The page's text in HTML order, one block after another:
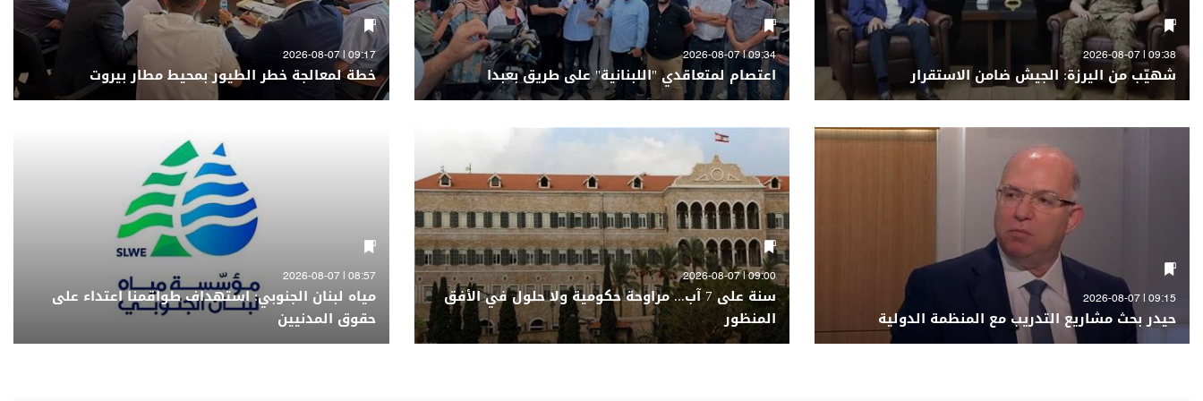
09:38 | 2026-08-07
شهيّب من اليرزة: الجيش ضامن الاستقرار
09:34 | 2026-08-07
اعتصام لمتعاقدي "اللبنانية" على طريق بعبدا
09:17 | 2026-08-07
خطة لمعالجة خطر الطيور بمحيط مطار بيروت
09:15 | 2026-08-07
حيدر بحث مشاريع التدريب مع المنظمة الدولية
09:00 | 2026-08-07
سنة على 7 آب... مراوحة حكومية ولا حلول في الأفق
المنظور
08:57 | 2026-08-07
مياه لبنان الجنوبي: استهداف طواقمنا اعتداء على
حقوق المدنيين